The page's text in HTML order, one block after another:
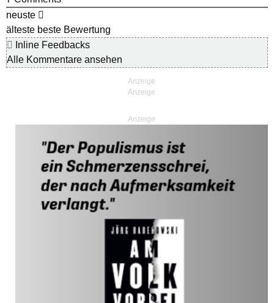
neuste
älteste beste Bewertung
Inline Feedbacks
Alle Kommentare ansehen
Anzeige